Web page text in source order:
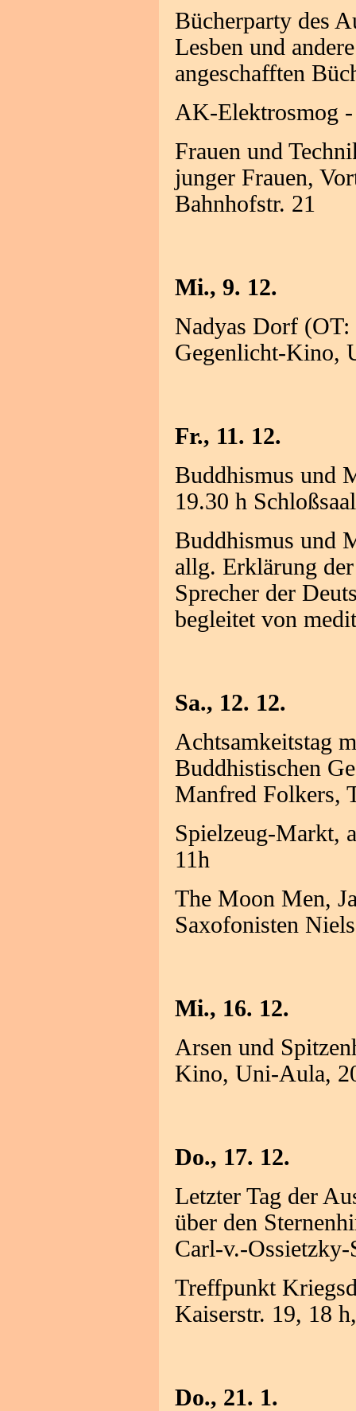
Bücherparty des
Lesben und
angeschafften
AK-Elektrosmog
Frauen und
junger Frauen,
Bahnhofstr. 21
Mi., 9. 12.
Nadyas Dorf (OT:
Gegenlicht-Kino,
Fr., 11. 12.
Buddhismus und
19.30 h
Buddhismus und
allg. Erklärung
Sprecher der
begleitet von
Sa., 12. 12.
Achtsamkeitstag
Buddhistischen
Manfred Folkers,
Spielzeug-Markt,
11h
The Moon Men,
Saxofonisten
Mi., 16. 12.
Arsen und
Kino, Uni-Aula,
Do., 17. 12.
Letzter Tag der
über den
Carl-v.-Ossietzky-
Treffpunkt
Kaiserstr. 19, 18
Do., 21. 1.